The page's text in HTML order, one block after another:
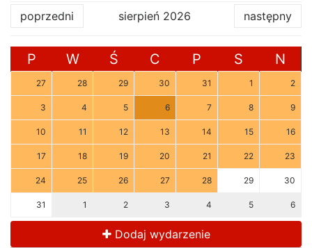
poprzedni sierpień 2026 następny
P W Ś C P S N
27 28 29 30 31 1 2
3 4 5 6 7 8 9
10 11 12 13 14 15 16
17 18 19 20 21 22 23
24 25 26 27 28 29 30
31 1 2 3 4 5 6
Dodaj wydarzenie